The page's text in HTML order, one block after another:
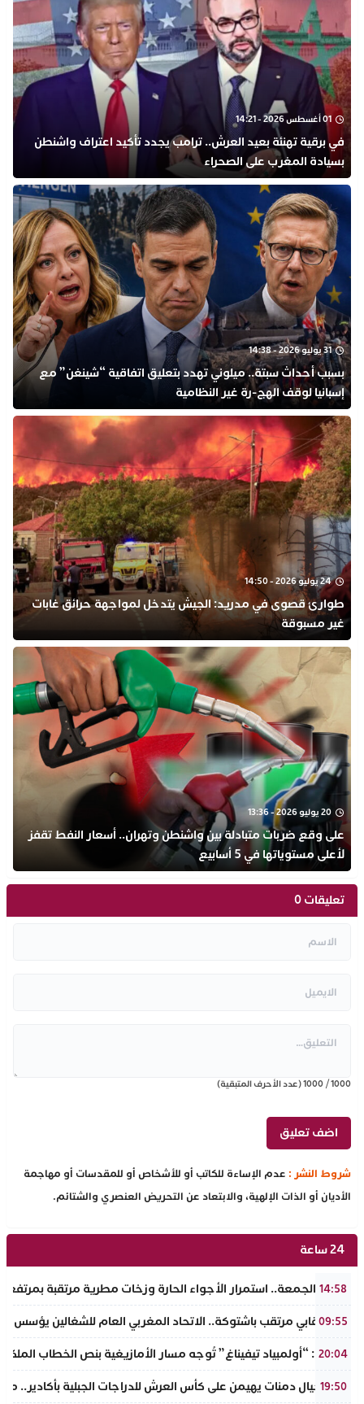
01 أغسطس 2026 - 14:21
في برقية تهنئة بعيد العرش.. ترامب يجدد تأكيد اعتراف واشنطن
بسيادة المغرب على الصحراء
31 يوليو 2026 - 14:38
بسبب أحداث سبتة.. ميلوني تهدد بتعليق اتفاقية “شينغن” مع
إسبانيا لوقف الهج-رة غير النظامية
24 يوليو 2026 - 14:50
طوارئ قصوى في مدريد: الجيش يتدخل لمواجهة حرائق غابات
غير مسبوقة
20 يوليو 2026 - 13:36
على وقع ضربات متبادلة بين واشنطن وتهران.. أسعار النفط تقفز
لأعلى مستوياتها في 5 أسابيع
تعليقات 0
1000
/
1000(عدد الأحرف المتبقية)
شروط النشر : عدم الإساءة للكاتب أو للأشخاص أو للمقدسات أو مهاجمة
الأديان أو الذات الإلهية، والابتعاد عن التحريض العنصري والشتائم.
24 ساعة
14:58
طقس الجمعة.. استمرار الأجواء الحارة وزخات مطرية مرتقبة
09:55
حدث نقابي مرتقب باشتوكة.. الاتحاد المغربي العام للشغالين
20:04
تفراوت: “أولمبياد تيفيناغ” تُوجه مسار الأمازيغية بنص الخطاب الملكي
19:50
نادي أجيال دمنات يهيمن على كأس العرش للدراجات الجبلية بأكادير..